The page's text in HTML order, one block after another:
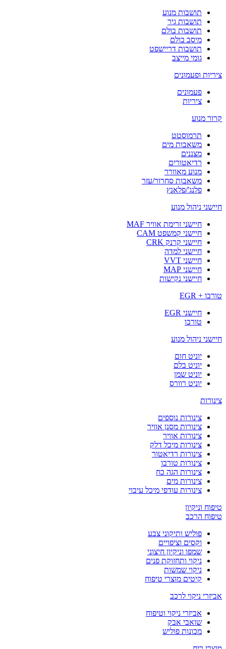
תושבות מנוע
תושבות גיר
תושבות בולם
מיסב בולם
תושבות דריישפט
גומי מייצב
ציריות ופעמונים
פעמונים
ציריות
קרור מנוע
תרמוסטט
משאבות מים
מצננים
רדיאטורים
מנוע מאוורר
משאבות סחרור/עזר
פלנג'/פלאנץ
חיישני ניהול מנוע
חיישני זרימת אוויר MAF
חיישני קמשפט CAM
חיישני קרנק CRK
חיישני למדה
חיישני VVT
חיישני MAP
חיישני נקישות
טורבו + EGR
חיישני EGR
טורבו
חיישני ניהול מנוע
יוניט חום
יוניט בלם
יוניט שמן
יוניט רוורס
צינורות
צינורות נוספים
צינורות מסנן אוויר
צינורות אוויר
צינורות מיכל דלק
צינורות רדיאטור
צינורות טורבו
צינורות הגה כח
צינורות מים
צינורות עודפי מיכל עיבוי
טיפוח וניקיון
טיפוח הרכב
פוליש ותיקוני צבע
וקסים וציפויים
שמפו וניקיון חיצוני
ניקוי ותחזוקת פנים
ניקוי שמשות
קיטים מוצרי טיפוח
אביזרי ניקוי לרכב
אביזרי ניקוי וטיפוח
שואבי אבק
מכונות פוליש